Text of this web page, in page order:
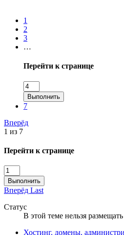
1
2
3
…
Перейти к странице
Выполнить
7
Вперёд
1 из 7
Перейти к странице
Выполнить
Вперёд Last
Статус
В этой теме нельзя
Хостинг, домены,